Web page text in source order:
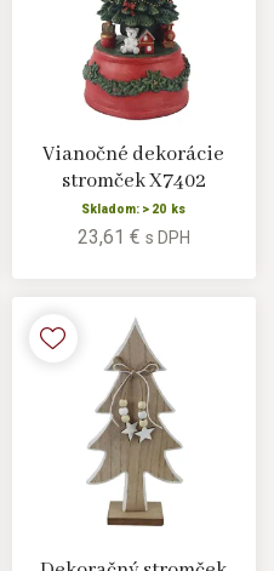
Vianočné dekorácie
stromček X7402
Skladom: > 20 ks
23,61 € s DPH